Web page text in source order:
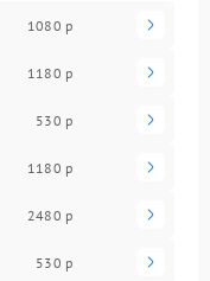
1080 р
1180 р
530 р
1180 р
2480 р
530 р